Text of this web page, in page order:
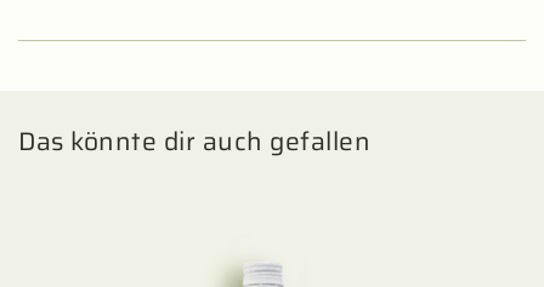
Das könnte dir auch gefallen